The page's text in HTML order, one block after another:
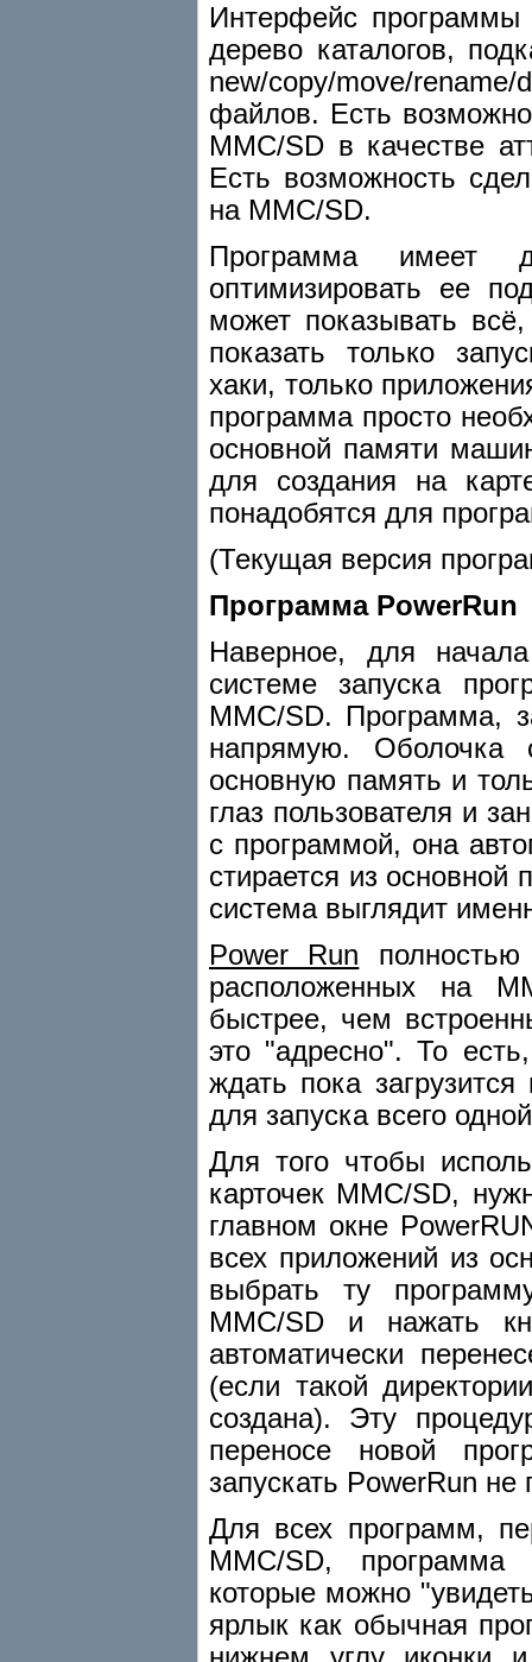
Интерфейс программы
дерево каталогов,
new/copy/move/
файлов. Есть
MMC/SD в качестве
Есть возможность
на MMC/SD.
Программа имеет
оптимизировать ее
может показывать
показать только
хаки, только
программа просто
основной памяти
для создания на
понадобятся для
(Текущая версия
Программа PowerRun
Наверное, для
системе запуска
MMC/SD. Программа,
напрямую. Оболочка
основную память и
глаз пользователя и
с программой, она
стирается из основной
система выглядит
Power Run полностью
расположенных на
быстрее, чем
это "адресно". То
ждать пока
для запуска всего
Для того чтобы
карточек MMC/SD,
главном окне
всех приложений из
выбрать ту
MMC/SD и нажать
автоматически
(если такой
создана). Эту
переносе новой
запускать PowerRun не
Для всех программ,
MMC/SD, программа
которые можно
ярлык как обычная